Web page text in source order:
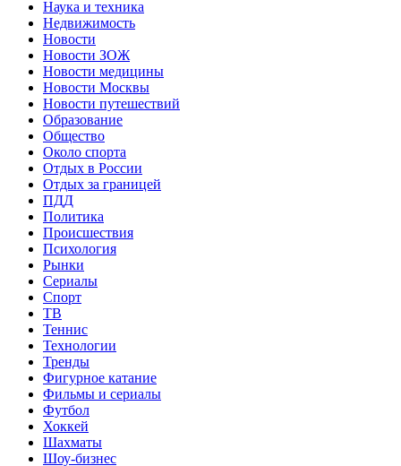
Наука и техника
Недвижимость
Новости
Новости ЗОЖ
Новости медицины
Новости Москвы
Новости путешествий
Образование
Общество
Около спорта
Отдых в России
Отдых за границей
ПДД
Политика
Происшествия
Психология
Рынки
Сериалы
Спорт
ТВ
Теннис
Технологии
Тренды
Фигурное катание
Фильмы и сериалы
Футбол
Хоккей
Шахматы
Шоу-бизнес